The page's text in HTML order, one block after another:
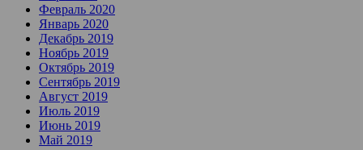
Февраль 2020
Январь 2020
Декабрь 2019
Ноябрь 2019
Октябрь 2019
Сентябрь 2019
Август 2019
Июль 2019
Июнь 2019
Май 2019